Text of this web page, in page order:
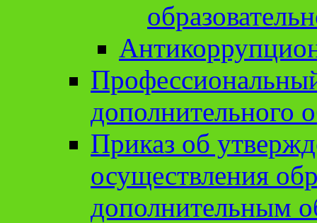
дополнительного
Приказ об
осуществления
дополнительным